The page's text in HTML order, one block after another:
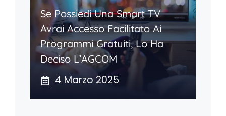
Se Possiedi Una Smart TV
Avrai Accesso Facilitato Ai
Programmi Gratuiti, Lo Ha
Deciso L’AGCOM
4 Marzo 2025